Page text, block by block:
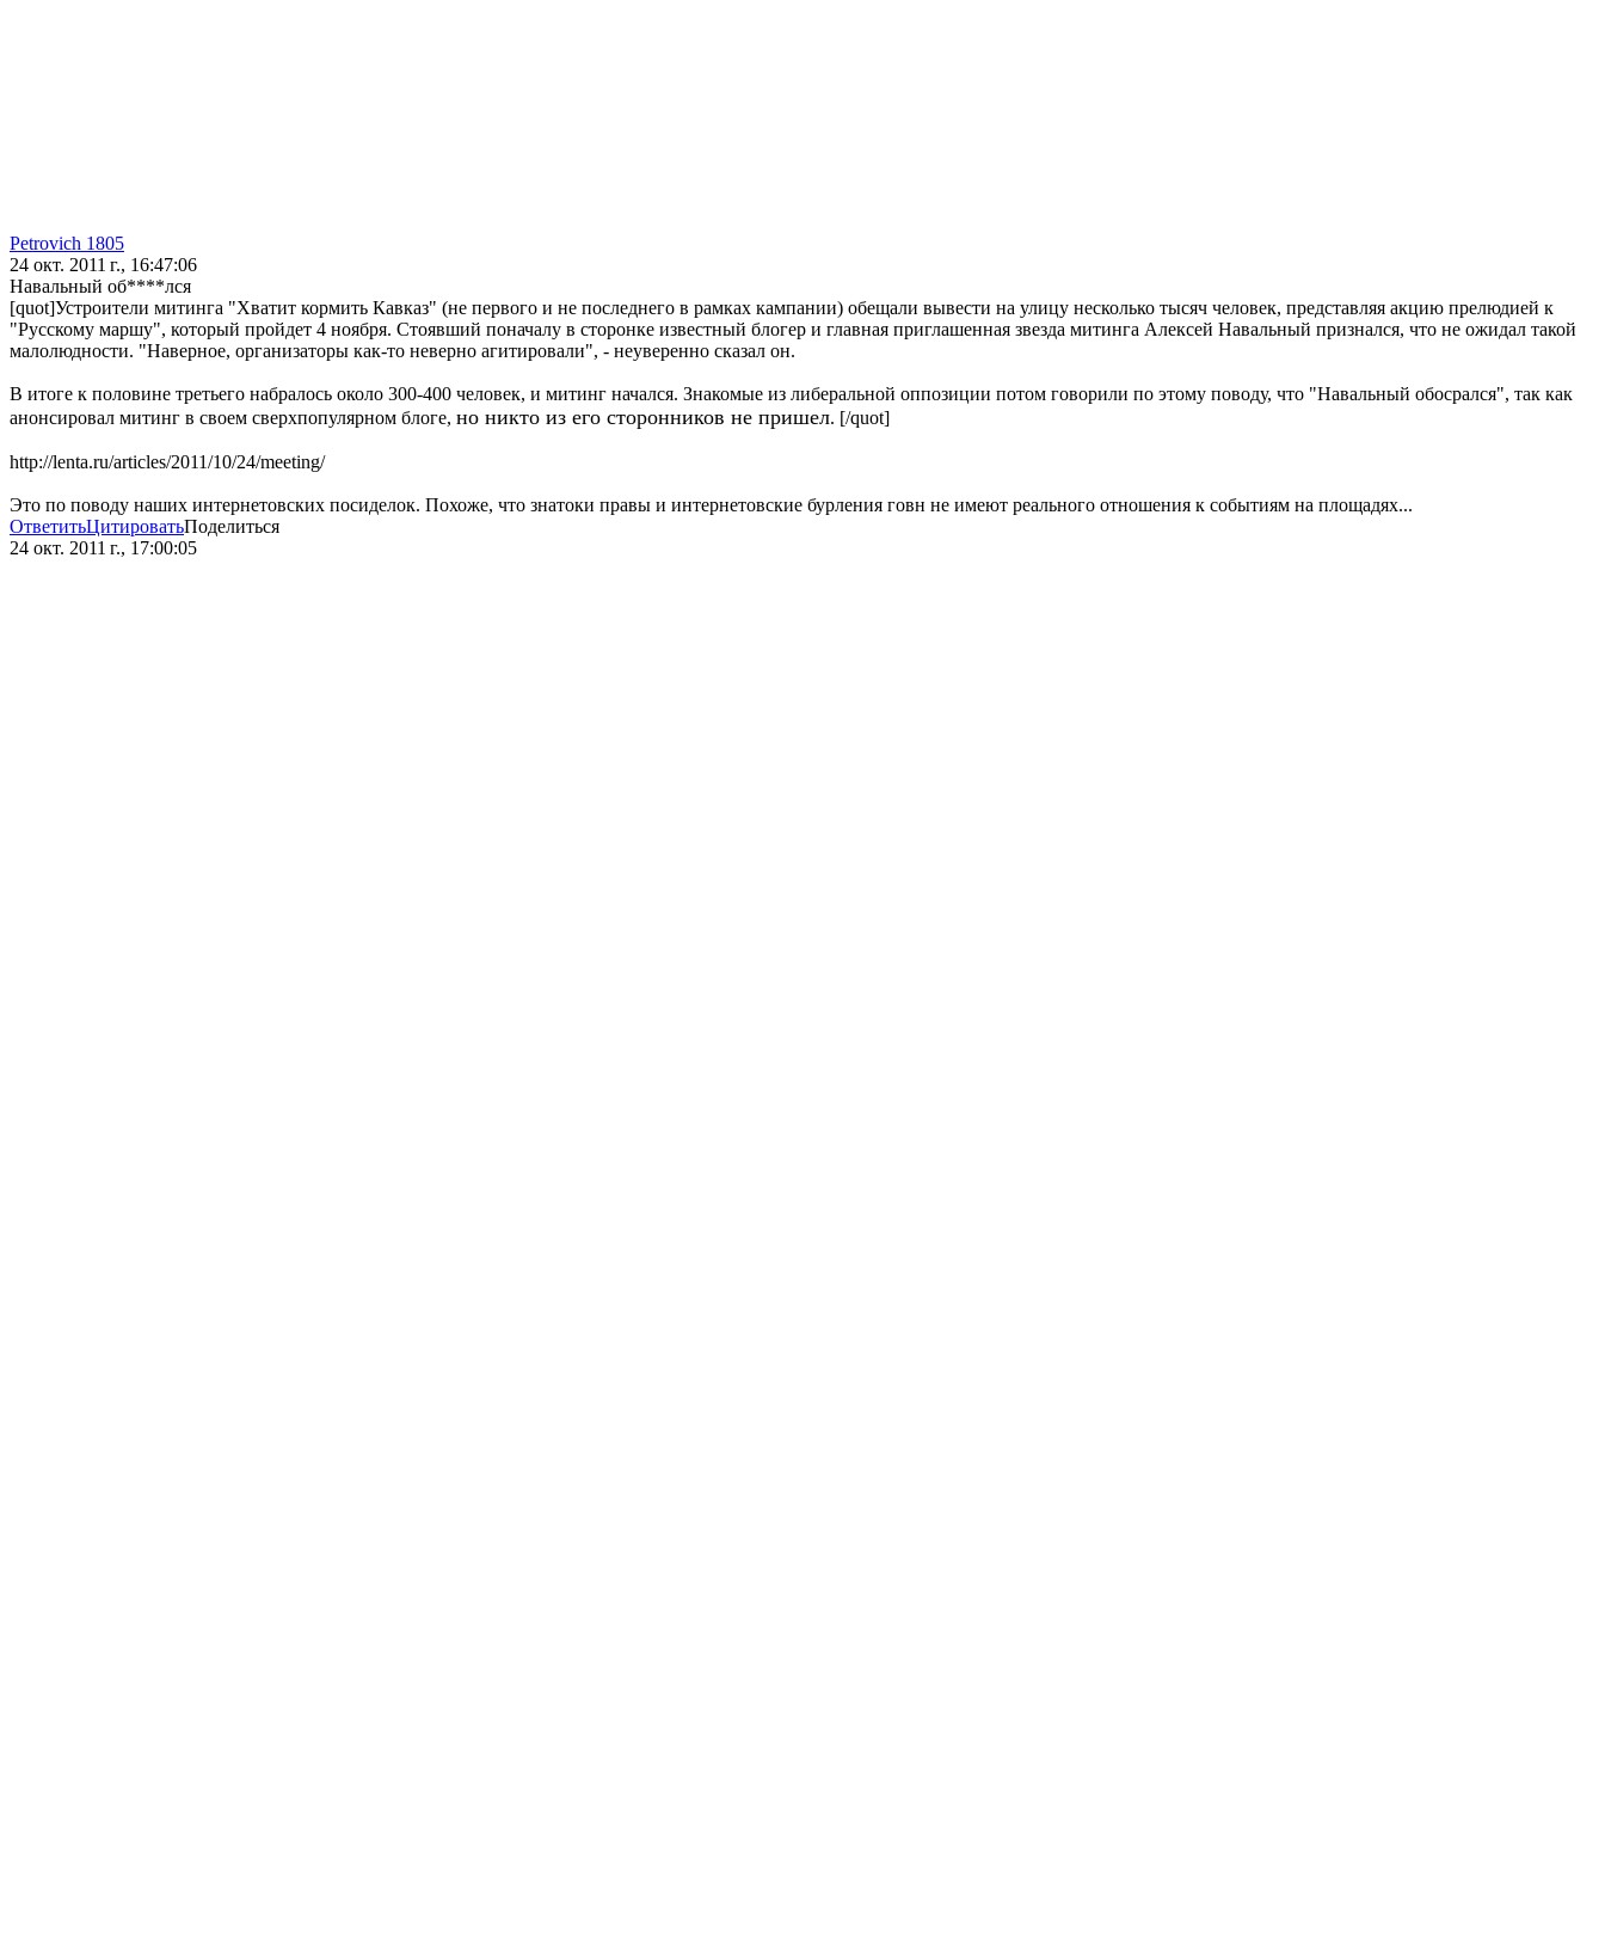
Petrovich 1805
24 окт. 2011 г., 16:47:06
Навальный об****лся
[quot]Устроители митинга "Хватит кормить Кавказ" (не первого и не последнего в рамках кампании) обещали вывести на улицу несколько тысяч человек, представляя акцию прелюдией к
"Русскому маршу", который пройдет 4 ноября. Стоявший поначалу в сторонке известный блогер и главная приглашенная звезда митинга Алексей Навальный признался, что не ожидал такой
малолюдности. "Наверное, организаторы как-то неверно агитировали", - неуверенно сказал он.
В итоге к половине третьего набралось около 300-400 человек, и митинг начался. Знакомые из либеральной оппозиции потом говорили по этому поводу, что "Навальный обосрался", так как
анонсировал митинг в своем сверхпопулярном блоге, но никто из его сторонников не пришел. [/quot]
http://lenta.ru/articles/2011/10/24/meeting/
Это по поводу наших интернетовских посиделок. Похоже, что знатоки правы и интернетовские бурления говн не имеют реального отношения к событиям на площадях...
ОтветитьЦитироватьПоделиться
24 окт. 2011 г., 17:00:05